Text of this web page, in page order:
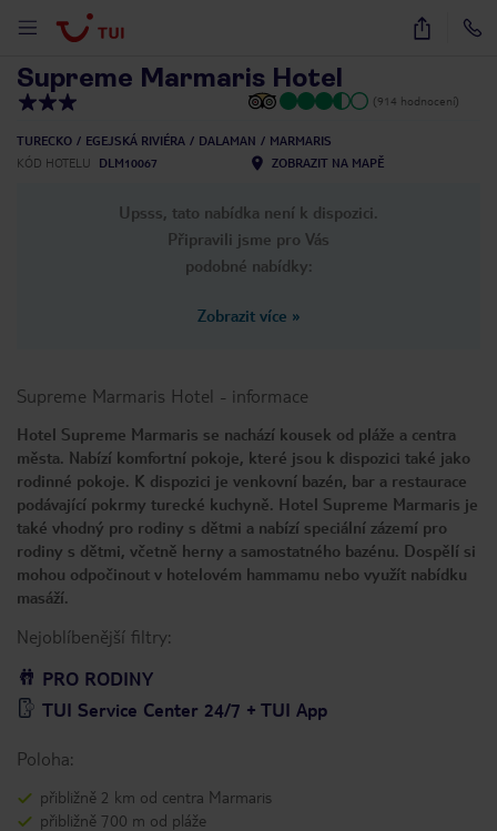
15
Supreme Marmaris Hotel
(914 hodnocení)
TURECKO EGEJSKÁ RIVIÉRA DALAMAN
MARMARIS
KÓD HOTELU
DLM10067 ZOBRAZIT NA MAPĚ
Upsss, tato nabídka není k dispozici.
Připravili jsme pro Vás
podobné nabídky:
Zobrazit více »
Supreme Marmaris Hotel - informace
Hotel Supreme Marmaris se nachází kousek od pláže a centra
města. Nabízí komfortní pokoje, které jsou k dispozici také jako
rodinné pokoje. K dispozici je venkovní bazén, bar a restaurace
podávající pokrmy turecké kuchyně. Hotel Supreme Marmaris je
také vhodný pro rodiny s dětmi a nabízí speciální zázemí pro
rodiny s dětmi, včetně herny a samostatného bazénu. Dospělí si
mohou odpočinout v hotelovém hammamu nebo využít nabídku
masáží.
Nejoblíbenější filtry:
PRO RODINY
TUI Service Center 24/7 + TUI App
Poloha:
přibližně 2 km od centra Marmaris
přibližně 700 m od pláže